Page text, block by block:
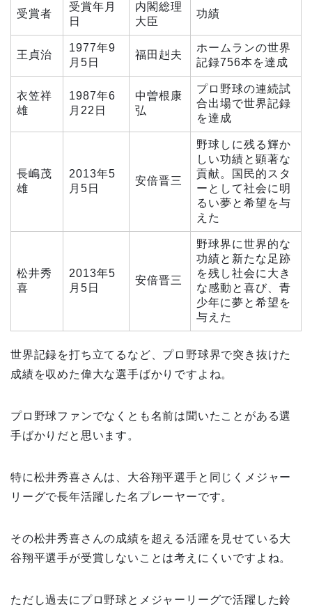
受賞者
受賞年月
日
内閣総理
大臣
功績
王貞治
1977年9
月5日
福田赳夫
ホームランの世界
記録756本を達成
衣笠祥
雄
1987年6
月22日
中曽根康
弘
プロ野球の連続試
合出場で世界記録
を達成
長嶋茂
雄
2013年5
月5日
安倍晋三
野球しに残る輝か
しい功績と顕著な
貢献。国民的スタ
ーとして社会に明
るい夢と希望を与
えた
松井秀
喜
2013年5
月5日
安倍晋三
野球界に世界的な
功績と新たな足跡
を残し社会に大き
な感動と喜び、青
少年に夢と希望を
与えた
世界記録を打ち立てるなど、プロ野球界で突き抜けた
成績を収めた偉大な選手ばかりですよね。
プロ野球ファンでなくとも名前は聞いたことがある選
手ばかりだと思います。
特に松井秀喜さんは、大谷翔平選手と同じくメジャー
リーグで長年活躍した名プレーヤーです。
その松井秀喜さんの成績を超える活躍を見せている大
谷翔平選手が受賞しないことは考えにくいですよね。
ただし過去にプロ野球とメジャーリーグで活躍した鈴